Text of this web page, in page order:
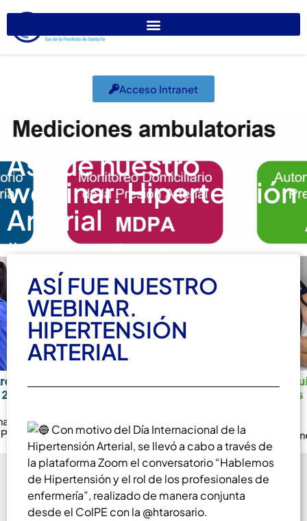
Acceso Intranet
Así fue nuestro
webinar. Hipertensión
Arterial
mayo 24, 2024 El Colegio Informa
ASÍ FUE NUESTRO
WEBINAR.
HIPERTENSIÓN
ARTERIAL
Con motivo del Día Internacional de la
Hipertensión Arterial, se llevó a cabo a través de
la plataforma Zoom el conversatorio “Hablemos
de Hipertensión y el rol de los profesionales de
enfermería”, realizado de manera conjunta
desde el ColPE con la @htarosario.